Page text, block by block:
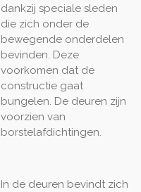
dankzij speciale sleden
die zich onder de
bewegende onderdelen
bevinden. Deze
voorkomen dat de
constructie gaat
bungelen. De deuren zijn
voorzien van
borstelafdichtingen.
In de deuren bevindt zich